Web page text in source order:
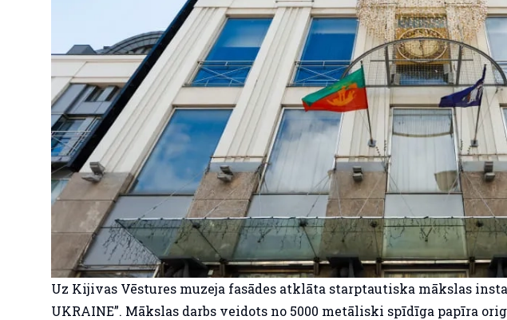
Uz Kijivas Vēstures muzeja fasādes atklāta starptautiska mākslas
UKRAINE”. Mākslas darbs veidots no 5000 metāliski spīdīga papīra